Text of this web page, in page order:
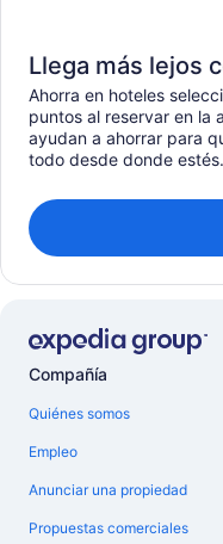
Llega más lejos
Ahorra en hoteles
puntos al reservar en la
ayudan a ahorrar para
todo desde donde estés.
Compañía
Quiénes somos
Empleo
Anunciar una propiedad
Propuestas comerciales